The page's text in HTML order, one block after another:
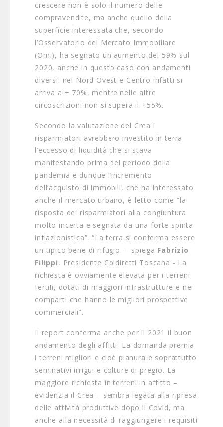
crescere non è solo il numero delle
compravendite, ma anche quello della
superficie interessata che, secondo
l’Osservatorio del Mercato Immobiliare
(Omi), ha segnato un aumento del 59% sul
2020, anche in questo caso con andamenti
diversi: nel Nord Ovest e Centro infatti si
arriva a + 70%, mentre nelle altre
circoscrizioni non si supera il +55%.
Secondo la valutazione del Crea i
risparmiatori avrebbero investito in terra
l’eccesso di liquidità che si stava
manifestando prima del periodo della
pandemia e dunque l’incremento
dell’acquisto di immobili, che ha interessato
anche il mercato urbano, è letto come “la
risposta dei risparmiatori alla congiuntura
molto incerta e segnata da una forte spinta
inflazionistica”. “La terra si conferma essere
un tipico bene di rifugio. – spiega Fabrizio
Filippi, Presidente Coldiretti Toscana - La
richiesta è ovviamente elevata per i terreni
fertili, dotati di maggiori infrastrutture e nei
comparti che hanno le migliori prospettive
commerciali”.
Il report conferma anche per il 2021 il buon
andamento degli affitti. La domanda premia
i terreni migliori e cioè pianura e soprattutto
seminativi irrigui e colture di pregio. La
maggiore richiesta in terreni in affitto –
evidenzia il Crea – sembra legata alla ripresa
delle attività produttive dopo il Covid, ma
anche alla necessità di raggiungere i requisiti